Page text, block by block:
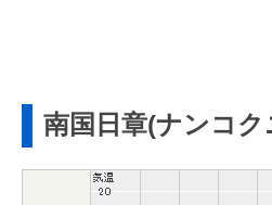
南国日章(ナンコ